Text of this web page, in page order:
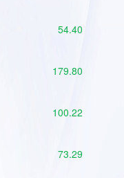
54.40
179.80
100.22
73.29